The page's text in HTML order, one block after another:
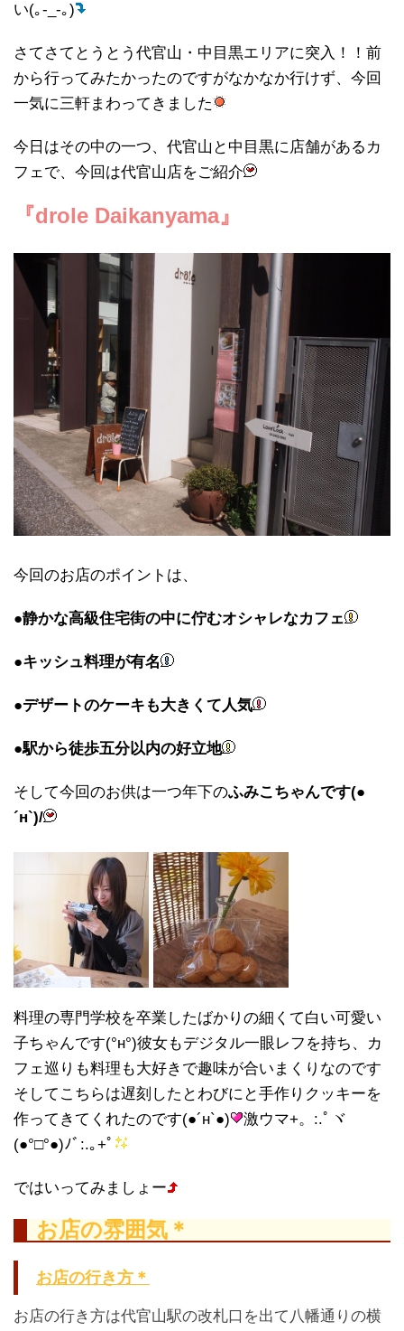
い(｡-_-｡)
さてさてとうとう代官山・中目黒エリアに突入！！前
から行ってみたかったのですがなかなか行けず、今回
一気に三軒まわってきました
今日はその中の一つ、代官山と中目黒に店舗があるカ
フェで、今回は代官山店をご紹介
『drole Daikanyama』
今回のお店のポイントは、
●静かな高級住宅街の中に佇むオシャレなカフェ
●キッシュ料理が有名
●デザートのケーキも大きくて人気
●駅から徒歩五分以内の好立地
そして今回のお供は一つ年下のふみこちゃんです(●
´н`)/
料理の専門学校を卒業したばかりの細くて白い可愛い
子ちゃんです(°н°)彼女もデジタル一眼レフを持ち、カ
フェ巡りも料理も大好きで趣味が合いまくりなのです
そしてこちらは遅刻したとわびにと手作りクッキーを
作ってきてくれたのです(●´н`●)
激ウマ+。:.ﾟヾ
(●°□°●)ﾉﾞ:.｡+ﾟ
ではいってみましょー
お店の雰囲気＊
お店の行き方＊
お店の行き方は代官山駅の改札口を出て八幡通りの横